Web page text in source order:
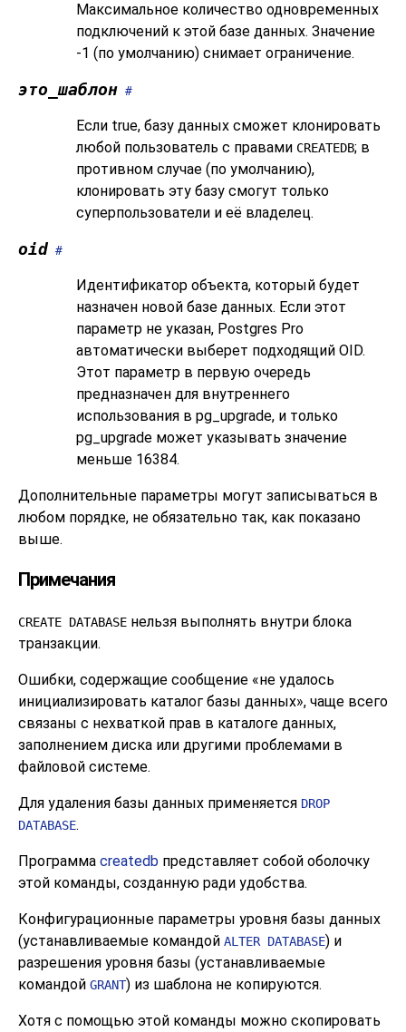
Максимальное количество одновременных
подключений к этой базе данных. Значение
-1 (по умолчанию) снимает ограничение.
это_шаблон #
Если true, базу данных сможет клонировать
любой пользователь с правами CREATEDB; в
противном случае (по умолчанию),
клонировать эту базу смогут только
суперпользователи и её владелец.
oid #
Идентификатор объекта, который будет
назначен новой базе данных. Если этот
параметр не указан, Postgres Pro
автоматически выберет подходящий OID.
Этот параметр в первую очередь
предназначен для внутреннего
использования в pg_upgrade, и только
pg_upgrade может указывать значение
меньше 16384.
Дополнительные параметры могут записываться в
любом порядке, не обязательно так, как показано
выше.
Примечания
CREATE DATABASE нельзя выполнять внутри блока
транзакции.
Ошибки, содержащие сообщение «не удалось
инициализировать каталог базы данных», чаще всего
связаны с нехваткой прав в каталоге данных,
заполнением диска или другими проблемами в
файловой системе.
Для удаления базы данных применяется DROP
DATABASE.
Программа createdb представляет собой оболочку
этой команды, созданную ради удобства.
Конфигурационные параметры уровня базы данных
(устанавливаемые командой ALTER DATABASE) и
разрешения уровня базы (устанавливаемые
командой GRANT) из шаблона не копируются.
Хотя с помощью этой команды можно скопировать